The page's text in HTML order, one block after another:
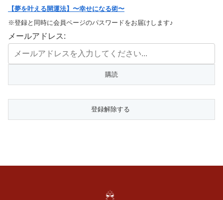
【夢を叶える開運法】〜幸せになる術〜
※登録と同時に会員ページのパスワードをお届けします♪
メールアドレス: